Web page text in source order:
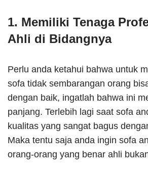
1. Memiliki Tenaga
Ahli di Bidangnya
Perlu anda ketahui bahwa untuk
sofa tidak sembarangan orang
dengan baik, ingatlah bahwa ini
panjang. Terlebih lagi saat sofa
kualitas yang sangat bagus
Maka tentu saja anda ingin sofa
orang-orang yang benar ahli